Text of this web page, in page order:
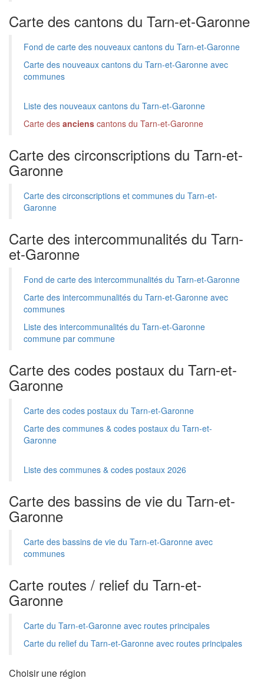
Carte des cantons du Tarn-et-Garonne
Fond de carte des nouveaux cantons du Tarn-et-Garonne
Carte des nouveaux cantons du Tarn-et-Garonne avec
communes
Liste des nouveaux cantons du Tarn-et-Garonne
Carte des anciens cantons du Tarn-et-Garonne
Carte des circonscriptions du Tarn-et-
Garonne
Carte des circonscriptions et communes du Tarn-et-
Garonne
Carte des intercommunalités du Tarn-
et-Garonne
Fond de carte des intercommunalités du Tarn-et-Garonne
Carte des intercommunalités du Tarn-et-Garonne avec
communes
Liste des intercommunalités du Tarn-et-Garonne
commune par commune
Carte des codes postaux du Tarn-et-
Garonne
Carte des codes postaux du Tarn-et-Garonne
Carte des communes & codes postaux du Tarn-et-
Garonne
Liste des communes & codes postaux 2026
Carte des bassins de vie du Tarn-et-
Garonne
Carte des bassins de vie du Tarn-et-Garonne avec
communes
Carte routes / relief du Tarn-et-
Garonne
Carte du Tarn-et-Garonne avec routes principales
Carte du relief du Tarn-et-Garonne avec routes principales
Choisir une région